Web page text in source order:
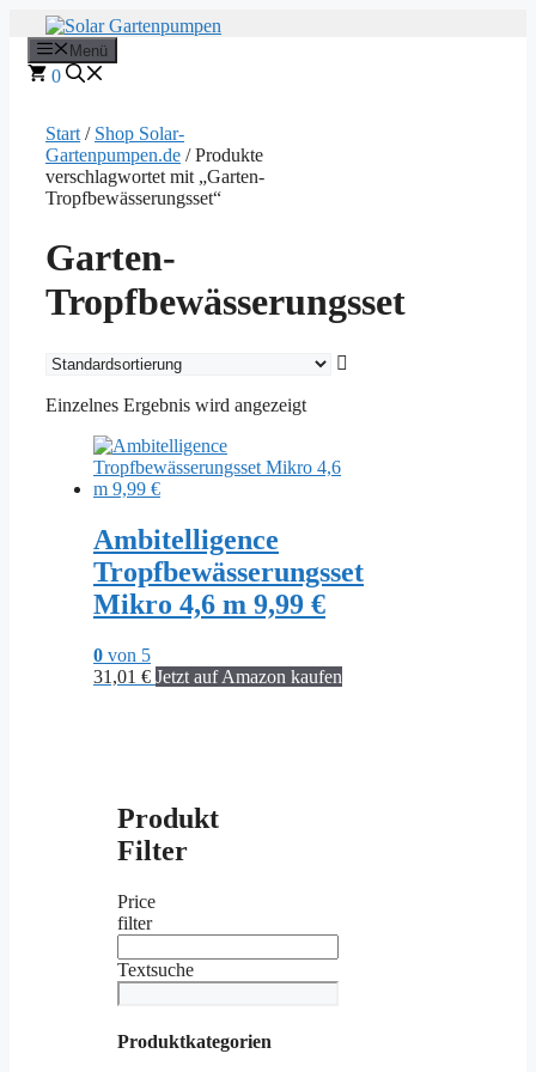
Inhalt
springen
Menü
0
Start / Shop Solar-
Gartenpumpen.de / Produkte
verschlagwortet mit „Garten-
Tropfbewässerungsset“
Garten-
Tropfbewässerungsset
Einzelnes Ergebnis wird angezeigt
Ambitelligence
Tropfbewässerungsset
Mikro 4,6 m 9,99 €
0 von 5
31,01 € Jetzt auf Amazon kaufen
Produkt
Filter
Price
filter
Textsuche
Produktkategorien